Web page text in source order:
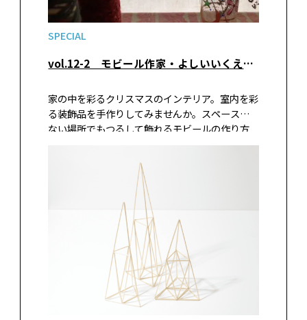
SPECIAL
vol.12-2 モビール作家・よしいいくえさんの「クリスマスモビール」後編
家の中を彩るクリスマスのインテリア。室内を彩
る装飾品を手作りしてみませんか。スペースの
ない場所でもつるして飾れるモビールの作り方
を、モビール作家のよしいいくえさんに教えて